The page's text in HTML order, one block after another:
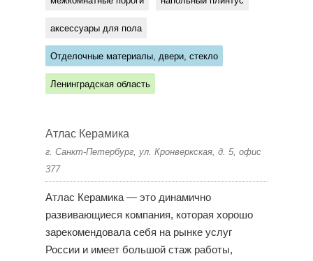
аксессуары для пола
Отделочные материалы, двери, стекло
Ленинградская область
Атлас Керамика
г. Санкт-Петербург, ул. Кронверкская, д. 5, офис
377
Атлас Керамика — это динамично
развивающиеся компания, которая хорошо
зарекомендовала себя на рынке услуг
России и имеет большой стаж работы,